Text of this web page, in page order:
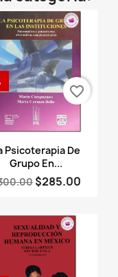
Vista rápida
Psicoterapia De
Grupo En...
$285.00
favorite_border